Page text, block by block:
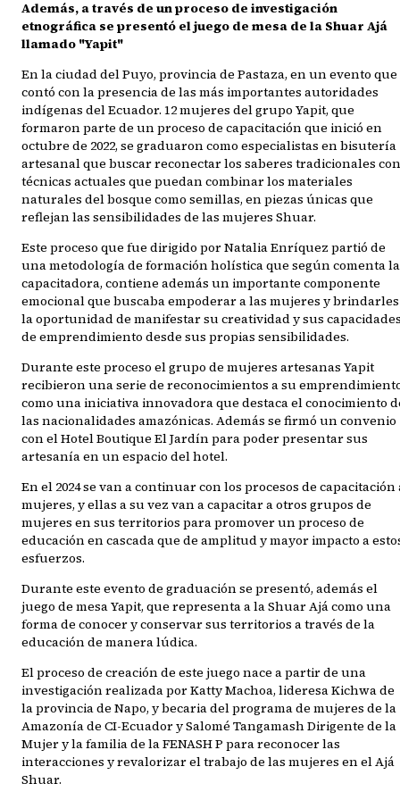
Además, a través de un proceso de investigación
etnográfica se presentó el juego de mesa de la Shuar Ajá
llamado "Yapit"
En la ciudad del Puyo, provincia de Pastaza, en un evento que
contó con la presencia de las más importantes autoridades
indígenas del Ecuador. 12 mujeres del grupo Yapit, que
formaron parte de un proceso de capacitación que inició en
octubre de 2022, se graduaron como especialistas en bisutería
artesanal que buscar reconectar los saberes tradicionales con
técnicas actuales que puedan combinar los materiales
naturales del bosque como semillas, en piezas únicas que
reflejan las sensibilidades de las mujeres Shuar.
Este proceso que fue dirigido por Natalia Enríquez partió de
una metodología de formación holística que según comenta la
capacitadora, contiene además un importante componente
emocional que buscaba empoderar a las mujeres y brindarles
la oportunidad de manifestar su creatividad y sus
de emprendimiento desde sus propias sensibilidades.
Durante este proceso el grupo de mujeres artesanas Yapit
recibieron una serie de reconocimientos a su
como una iniciativa innovadora que destaca el conocimiento
las nacionalidades amazónicas. Además se firmó un convenio
con el Hotel Boutique El Jardín para poder presentar sus
artesanía en un espacio del hotel.
En el 2024 se van a continuar con los procesos de capacitación
mujeres, y ellas a su vez van a capacitar a otros grupos de
mujeres en sus territorios para promover un proceso de
educación en cascada que de amplitud y mayor impacto a
esfuerzos.
Durante este evento de graduación se presentó, además el
juego de mesa Yapit, que representa a la Shuar Ajá como una
forma de conocer y conservar sus territorios a través de la
educación de manera lúdica.
El proceso de creación de este juego nace a partir de una
investigación realizada por Katty Machoa, lideresa Kichwa de
la provincia de Napo, y becaria del programa de mujeres de la
Amazonía de CI-Ecuador y Salomé Tangamash Dirigente de la
Mujer y la familia de la FENASH P para reconocer las
interacciones y revalorizar el trabajo de las mujeres en el Ajá
Shuar.